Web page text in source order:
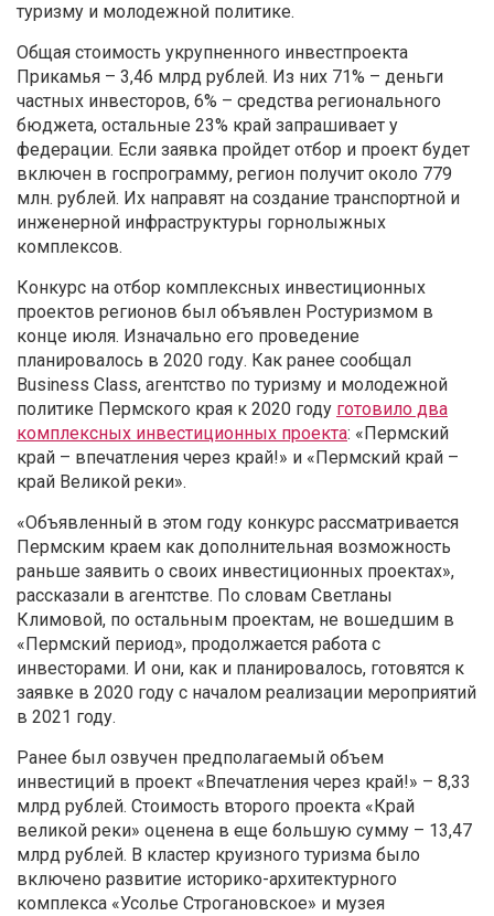
туризму и молодежной политике.
Общая стоимость укрупненного инвестпроекта
Прикамья – 3,46 млрд рублей. Из них 71% – деньги
частных инвесторов, 6% – средства регионального
бюджета, остальные 23% край запрашивает у
федерации. Если заявка пройдет отбор и проект будет
включен в госпрограмму, регион получит около 779
млн. рублей. Их направят на создание транспортной и
инженерной инфраструктуры горнолыжных
комплексов.
Конкурс на отбор комплексных инвестиционных
проектов регионов был объявлен Ростуризмом в
конце июля. Изначально его проведение
планировалось в 2020 году. Как ранее сообщал
Business Class, агентство по туризму и молодежной
политике Пермского края к 2020 году готовило два
комплексных инвестиционных проекта: «Пермский
край – впечатления через край!» и «Пермский край –
край Великой реки».
«Объявленный в этом году конкурс рассматривается
Пермским краем как дополнительная возможность
раньше заявить о своих инвестиционных проектах»,
рассказали в агентстве. По словам Светланы
Климовой, по остальным проектам, не вошедшим в
«Пермский период», продолжается работа с
инвесторами. И они, как и планировалось, готовятся к
заявке в 2020 году с началом реализации мероприятий
в 2021 году.
Ранее был озвучен предполагаемый объем
инвестиций в проект «Впечатления через край!» – 8,33
млрд рублей. Стоимость второго проекта «Край
великой реки» оценена в еще большую сумму – 13,47
млрд рублей. В кластер круизного туризма было
включено развитие историко-архитектурного
комплекса «Усолье Строгановское» и музея